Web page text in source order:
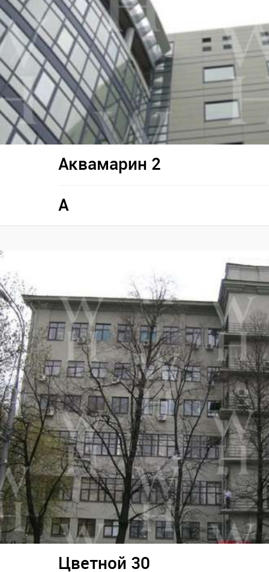
Аквамарин 2
A
Цветной 30